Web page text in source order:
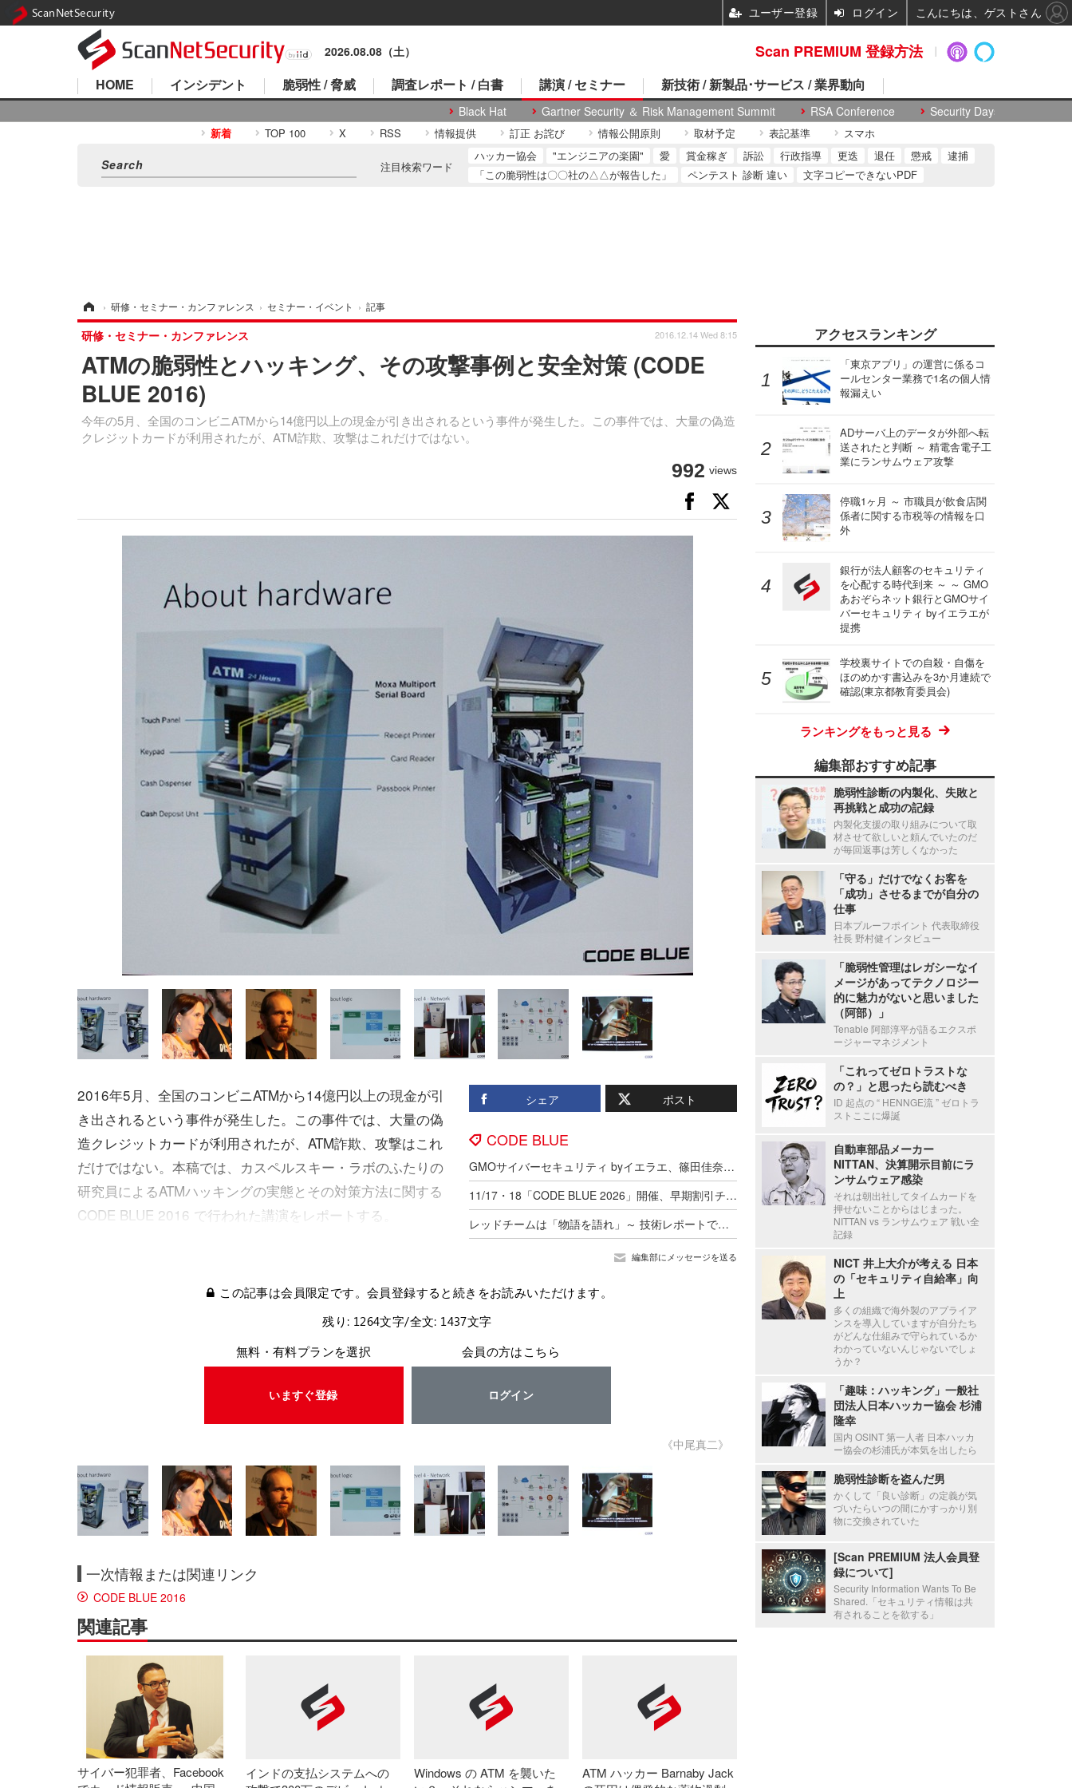
2026.08.08（土）
HOME インシデント 脆弱性 / 脅威 調査レポート / 白書 講演 / セミナー
Black Hat Gartner Security ＆ Risk Management Summit RSA Conference Security Days
新技術 / 新製品･サービス / 業界動向
新着 TOP 100 X RSS 情報提供 訂正 お詫び 情報公開原則 取材予定 表記基準 スマホ
注目検索ワード
ハッカー協会 "エンジニアの楽園" 愛 賞金稼ぎ 訴訟 行政指導 更迭 退任 懲戒
逮捕
「この脆弱性は〇〇社の△△が報告した」
ペンテスト 診断 違い 文字コピーできないPDF
› 研修・セミナー・カンファレンス › セミナー・イベント › 記事
ATMの脆弱性とハッキング、その攻撃事例と安全対策 (CODE
BLUE 2016)
今年の5月、全国のコンビニATMから14億円以上の現金が引き出されるという事件が発生した。この事件では、大量の偽造
クレジットカードが利用されたが、ATM詐欺、攻撃はこれだけではない。
研修・セミナー・カンファレンス 2016.12.14 Wed 8:15
992 views
シェア ポスト
CODE BLUE
GMOサイバーセキュリティ byイエラエ、篠田佳奈氏を社外取締役に選任
11/17・18「CODE BLUE 2026」開催、早期割引チケットの受付を 2/2 から開始
レッドチームは「物語を語れ」～ 技術レポートで組織は動かない、Google が作成するナラティブレポートとは
編集部にメッセージを送る
2016年5月、全国のコンビニATMから14億円以上の現金が引
き出されるという事件が発生した。この事件では、大量の偽
造クレジットカードが利用されたが、ATM詐欺、攻撃はこれ
だけではない。本稿では、カスペルスキー・ラボのふたりの
研究員によるATMハッキングの実態とその対策方法に関する
CODE BLUE 2016 で行われた講演をレポートする。
この記事は会員限定です。会員登録すると続きをお読みいただけます。
残り: 1264文字/全文: 1437文字
無料・有料プランを選択
いますぐ登録
会員の方はこちら
ログイン
《中尾真二》
一次情報または関連リンク
CODE BLUE 2016
関連記事
サイバー犯罪者、Facebook
インドの支払システムへの
Windows の ATM を襲いた
ATM ハッカー Barnaby Jack
アクセスランキング
「東京アプリ」の運営に係るコ
ールセンター業務で1名の個人情
報漏えい
ADサーバ上のデータが外部へ転
送されたと判断 ～ 精電舎電子工
業にランサムウェア攻撃
停職1ヶ月 ～ 市職員が飲食店関
係者に関する市税等の情報を口
外
銀行が法人顧客のセキュリティ
を心配する時代到来 ～ ～ GMO
あおぞらネット銀行とGMOサイ
バーセキュリティ byイエラエが
提携
学校裏サイトでの自殺・自傷を
ほのめかす書込みを3か月連続で
確認(東京都教育委員会)
ランキングをもっと見る
編集部おすすめ記事
脆弱性診断の内製化、失敗と
再挑戦と成功の記録
内製化支援の取り組みについて取
材させて欲しいと頼んでいたのだ
が毎回返事は芳しくなかった
「守る」だけでなくお客を
「成功」させるまでが自分の
仕事
日本プルーフポイント 代表取締役
社長 野村健インタビュー
「脆弱性管理はレガシーなイ
メージがあってテクノロジー
的に魅力がないと思いました
（阿部）」
Tenable 阿部淳平が語るエクスポ
ージャーマネジメント
「これってゼロトラストな
の？」と思ったら読むべき
ID 起点の “ HENNGE流 ” ゼロトラ
ストここに爆誕
自動車部品メーカー
NITTAN、決算開示目前にラ
ンサムウェア感染
それは朝出社してタイムカードを
押せないことからはじまった。
NITTAN vs ランサムウェア 戦い全
記録
NICT 井上大介が考える 日本
の「セキュリティ自給率」向
上
多くの組織で海外製のアプライア
ンスを導入していますが自分たち
がどんな仕組みで守られているか
わかっていないんじゃないでしょ
うか？
「趣味：ハッキング」一般社
団法人日本ハッカー協会 杉浦
隆幸
国内 OSINT 第一人者 日本ハッカ
ー協会の杉浦氏が本気を出したら
脆弱性診断を盗んだ男
かくして「良い診断」の定義が気
づいたらいつの間にかすっかり別
物に交換されていた
[Scan PREMIUM 法人会員登
録について]
Security Information Wants To Be
Shared.「セキュリティ情報は共
有されることを欲する」
Scan PREMIUM 登録方法
ScanNetSecurity ユーザー登録 ログイン こんにちは、ゲストさん